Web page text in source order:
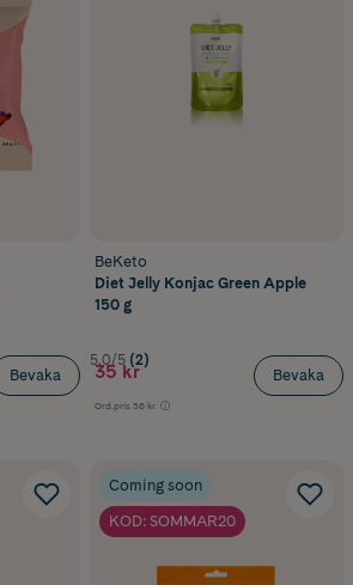
Bevaka
BeKeto
Diet Jelly Konjac Green Apple
150 g
5.0/5 (2)
35 kr
Ord.pris 36 kr
Bevaka
Coming soon
KOD: SOMMAR20